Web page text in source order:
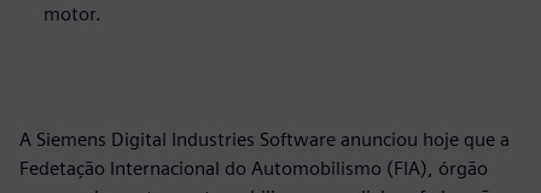
motor.
A Siemens Digital Industries Software anunciou hoje que a
Fedetação Internacional do Automobilismo (FIA), órgão